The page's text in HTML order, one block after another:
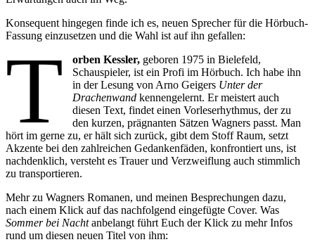
Konsequent hingegen finde ich es, neuen Sprecher für die Hörbuch-
Fassung einzusetzen und die Wahl ist auf ihn gefallen:
T orben Kessler, geboren 1975 in Bielefeld,
Schauspieler, ist ein Profi im Hörbuch. Ich habe ihn
in der Lesung von Arno Geigers Unter der
Drachenwand kennengelernt. Er meistert auch
diesen Text, findet einen Vorleserhythmus, der zu
den kurzen, prägnanten Sätzen Wagners passt. Man
hört im gerne zu, er hält sich zurück, gibt dem Stoff Raum, setzt
Akzente bei den zahlreichen Gedankenfäden, konfrontiert uns, ist
nachdenklich, versteht es Trauer und Verzweiflung auch stimmlich
zu transportieren.
Mehr zu Wagners Romanen, und meinen Besprechungen dazu,
nach einem Klick auf das nachfolgend eingefügte Cover. Was
Sommer bei Nachtanbelangt führt Euch der Klick zu mehr Infos
rund um diesen neuen Titel von ihm: